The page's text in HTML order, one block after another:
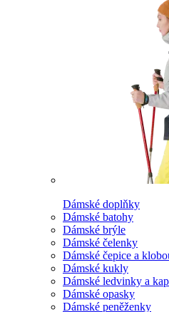
Dámské doplňky
Dámské batohy
Dámské brýle
Dámské čelenky
Dámské čepice a
Dámské kukly
Dámské ledvinky a
Dámské opasky
Dámské peněženky